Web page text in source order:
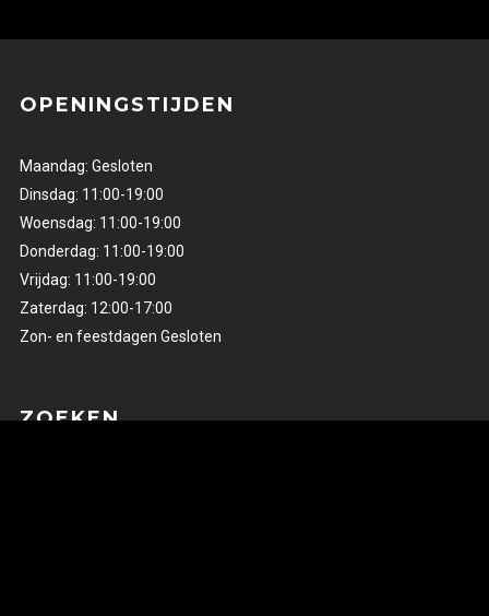
OPENINGSTIJDEN
Maandag: Gesloten
Dinsdag: 11:00-19:00
Woensdag: 11:00-19:00
Donderdag: 11:00-19:00
Vrijdag: 11:00-19:00
Zaterdag: 12:00-17:00
Zon- en feestdagen Gesloten
ZOEKEN